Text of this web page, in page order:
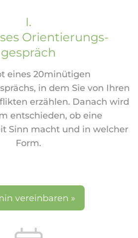
I.
Orientierungs-
gespräch
eines 20minütigen
in dem Sie von Ihren
erzählen. Danach wird
entschieden, ob eine
Sinn macht und in welcher
Form.
vereinbaren »